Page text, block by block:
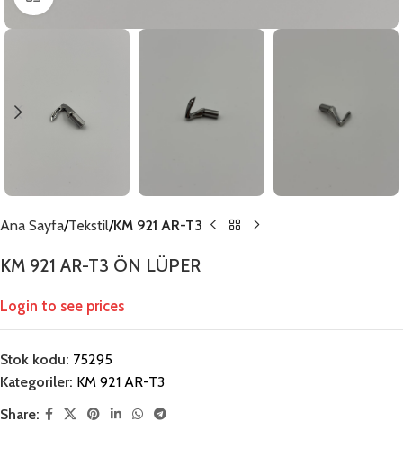
Ana Sayfa Tekstil KM 921 AR-T3
KM 921 AR-T3 ÖN LÜPER
Login to see prices
Stok kodu: 75295
Kategoriler: KM 921 AR-T3
Share: